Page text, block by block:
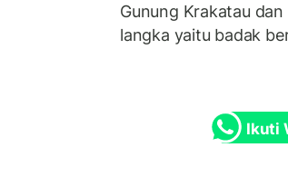
Gunung Krakatau
langka yaitu badak
Ikuti